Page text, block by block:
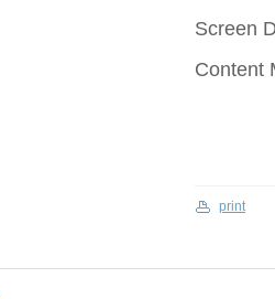
Screen
Content
print